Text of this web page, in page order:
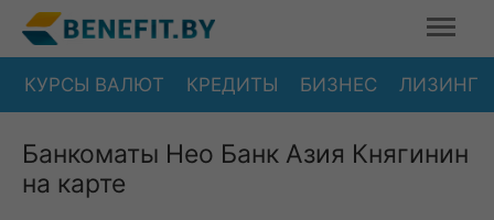
КУРСЫ ВАЛЮТ КРЕДИТЫ БИЗНЕС ЛИЗИНГ
Банкоматы Нео Банк Азия Княгинин
на карте